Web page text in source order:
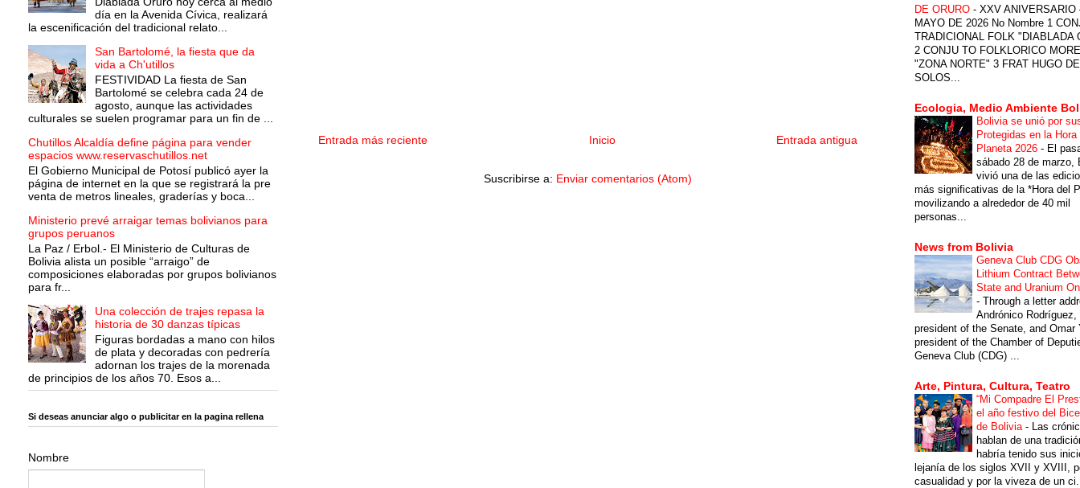
Entrada más reciente Entrada antigua
Inicio
Suscribirse a: Enviar comentarios (Atom)
día en la Avenida Cívica, realizará
la escenificación del tradicional relato...
San Bartolomé, la fiesta que da
vida a Ch'utillos
FESTIVIDAD La fiesta de San
Bartolomé se celebra cada 24 de
agosto, aunque las actividades
culturales se suelen programar para un fin de ...
Chutillos Alcaldía define página para vender
espacios www.reservaschutillos.net
El Gobierno Municipal de Potosí publicó ayer la
página de internet en la que se registrará la pre
venta de metros lineales, graderías y boca...
Ministerio prevé arraigar temas bolivianos para
grupos peruanos
La Paz / Erbol.- El Ministerio de Culturas de
Bolivia alista un posible “arraigo” de
composiciones elaboradas por grupos bolivianos
para fr...
Una colección de trajes repasa la
historia de 30 danzas típicas
Figuras bordadas a mano con hilos
de plata y decoradas con pedrería
adornan los trajes de la morenada
de principios de los años 70. Esos a...
Si deseas anunciar algo o publicitar en la pagina rellena
Nombre
DE ORURO - XXV ANIVERSARIO
MAYO DE 2026 No Nombre 1
TRADICIONAL FOLK "DIABLADA
2 CONJU TO FOLKLORICO
"ZONA NORTE" 3 FRAT HUGO
SOLOS...
Ecologia, Medio Ambiente
Bolivia se unió por
Protegidas en la Hora
Planeta 2026 - El
sábado 28 de marzo,
vivió una de las
más significativas de la *Hora del
movilizando a alrededor de 40 mil
personas...
News from Bolivia
Geneva Club CDG
Lithium Contract
State and Uranium
- Through a letter
Andrónico Rodríguez,
president of the Senate, and Omar
president of the Chamber of
Geneva Club (CDG) ...
Arte, Pintura, Cultura, Teatro
“Mi Compadre El
el año festivo del
de Bolivia - Las
hablan de una
habría tenido sus
lejanía de los siglos XVII y XVIII,
casualidad y por la viveza de un